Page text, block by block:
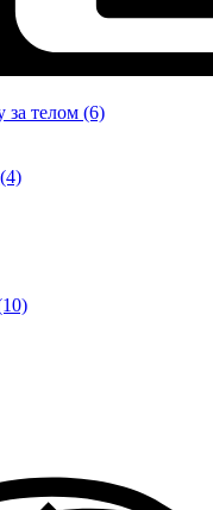
за телом (6)